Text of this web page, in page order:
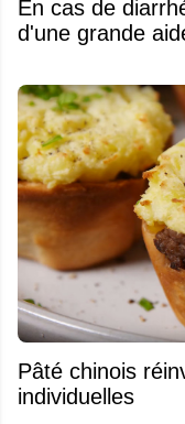
En cas de
d'une grande
Pâté chinois
individuelles